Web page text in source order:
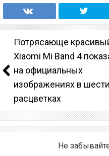
Потрясающе
Xiaomi Mi Band 4
на официальных
изображениях в шести
расцветках
Не